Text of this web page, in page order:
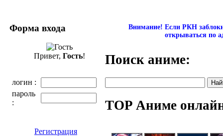
Форма входа
Привет, Гость!
логин :
пароль
:
Регистрация
Внимание! Если РКН
открываться по
Поиск аниме:
TOP Аниме